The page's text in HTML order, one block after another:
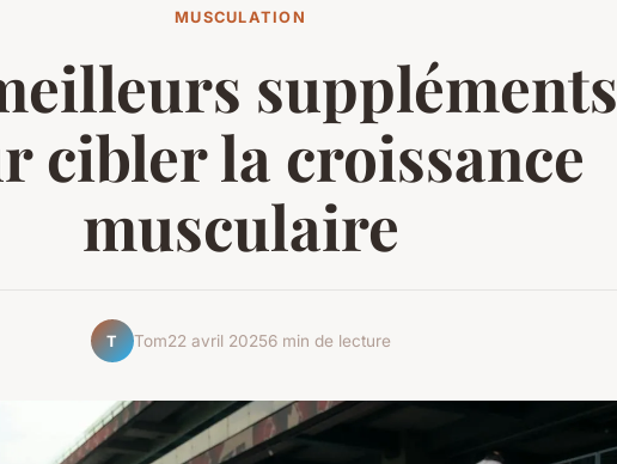
MUSCULATION
suppléments
cibler la croissance
musculaire
T Tom22 avril 20256 min de lecture